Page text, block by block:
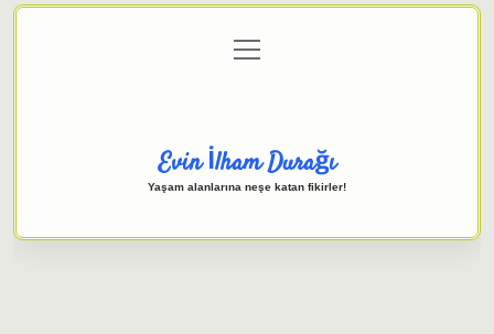
Gizlilik Politikası
menüyü
aç
Evin İlham Durağı
Yaşam alanlarına neşe katan fikirler!